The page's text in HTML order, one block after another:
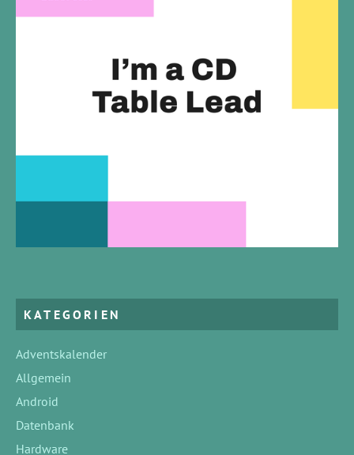
KATEGORIEN
Adventskalender
Allgemein
Android
Datenbank
Hardware